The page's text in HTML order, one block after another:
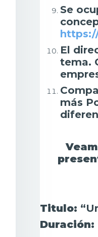
Se
El
tema.
más
Titulo:
Duración: